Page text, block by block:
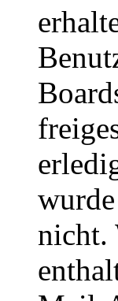
nicht.